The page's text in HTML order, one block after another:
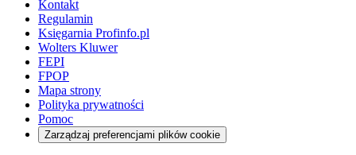
Kontakt
Regulamin
Księgarnia Profinfo.pl
Wolters Kluwer
FEPI
FPOP
Mapa strony
Polityka prywatności
Pomoc
Zarządzaj preferencjami plików cookie